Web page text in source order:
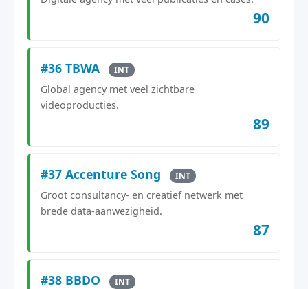
90
#36 TBWA INT
Global agency met veel zichtbare
videoproducties.
89
#37 Accenture Song INT
Groot consultancy- en creatief netwerk met
brede data‑aanwezigheid.
87
#38 BBDO INT